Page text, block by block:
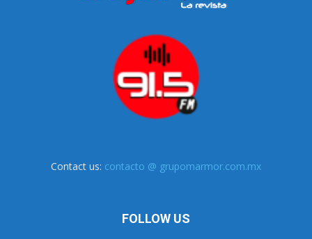
Contact us: contacto @ grupomarmor.com.mx
FOLLOW US